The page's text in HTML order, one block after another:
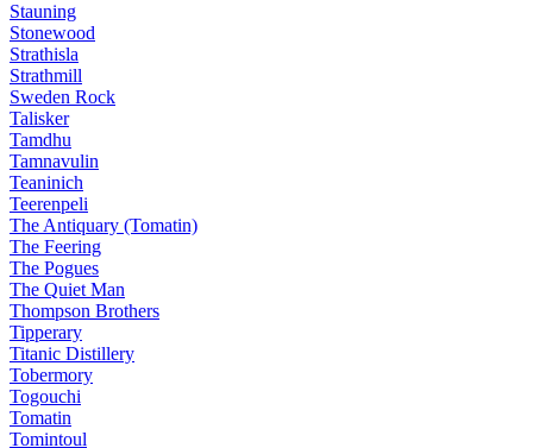
Stauning
Stonewood
Strathisla
Strathmill
Sweden Rock
Talisker
Tamdhu
Tamnavulin
Teaninich
Teerenpeli
The Antiquary (Tomatin)
The Feering
The Pogues
The Quiet Man
Thompson Brothers
Tipperary
Titanic Distillery
Tobermory
Togouchi
Tomatin
Tomintoul